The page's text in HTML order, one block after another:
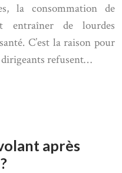
la consommation de
entraîner de lourdes
C’est la raison pour
dirigeants refusent…
après